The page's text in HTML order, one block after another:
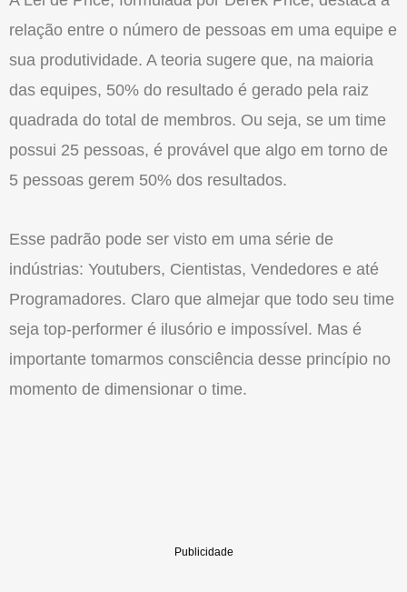
relação entre o número de pessoas em uma equipe e
sua produtividade. A teoria sugere que, na maioria
das equipes, 50% do resultado é gerado pela raiz
quadrada do total de membros. Ou seja, se um time
possui 25 pessoas, é provável que algo em torno de
5 pessoas gerem 50% dos resultados.
Esse padrão pode ser visto em uma série de
indústrias: Youtubers, Cientistas, Vendedores e até
Programadores. Claro que almejar que todo seu time
seja top-performer é ilusório e impossível. Mas é
importante tomarmos consciência desse princípio no
momento de dimensionar o time.